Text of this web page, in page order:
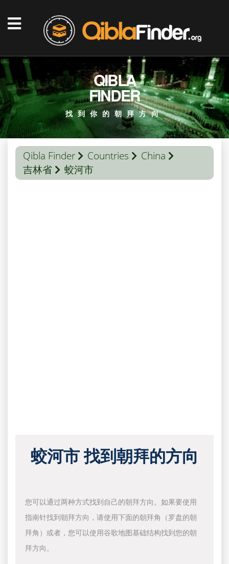
QIBLA
FINDER
找到你的朝拜方向
Qibla Finder Countries
China
吉林省
蛟河市
蛟河市 找到朝拜的方向
您可以通过两种方式找到自己的朝拜方向。如果要使用
指南针找到朝拜方向，请使用下面的朝拜角（罗盘的朝
拜角）或者，您可以使用谷歌地图基础结构找到您的朝
拜方向。